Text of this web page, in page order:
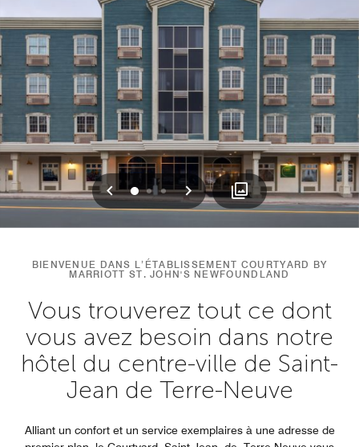
Précédent
012 Suivant
BIENVENUE DANS L’ÉTABLISSEMENT COURTYARD BY
MARRIOTT ST. JOHN'S NEWFOUNDLAND
Vous trouverez tout ce dont
vous avez besoin dans notre
hôtel du centre-ville de Saint-
Jean de Terre-Neuve
Alliant un confort et un service exemplaires à une adresse de